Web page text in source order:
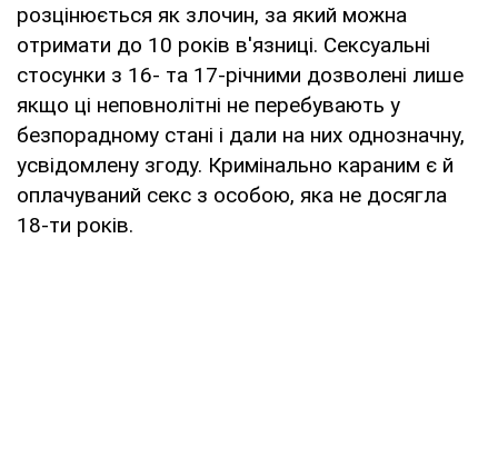
розцінюється як злочин, за який можна
отримати до 10 років в'язниці. Сексуальні
стосунки з 16- та 17-річними дозволені лише
якщо ці неповнолітні не перебувають у
безпорадному стані і дали на них однозначну,
усвідомлену згоду. Кримінально караним є й
оплачуваний секс з особою, яка не досягла
18-ти років.